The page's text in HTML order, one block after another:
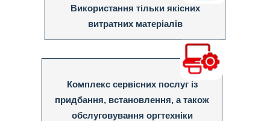
Використання тільки якісних
витратних матеріалів
Комплекс сервісних послуг із
придбання, встановлення, а також
обслуговування оргтехніки